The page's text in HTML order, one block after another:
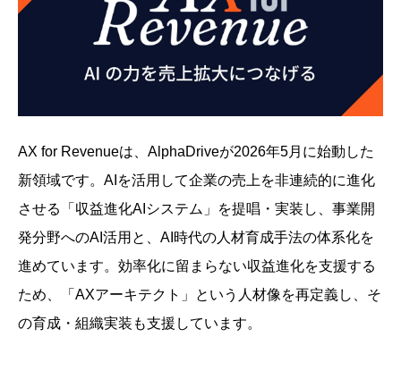
AX for Revenueは、AlphaDriveが2026年5月に始動した
新領域です。AIを活用して企業の売上を非連続的に進化
させる「収益進化AIシステム」を提唱・実装し、事業開
発分野へのAI活用と、AI時代の人材育成手法の体系化を
進めています。効率化に留まらない収益進化を支援する
ため、「AXアーキテクト」という人材像を再定義し、そ
の育成・組織実装も支援しています。